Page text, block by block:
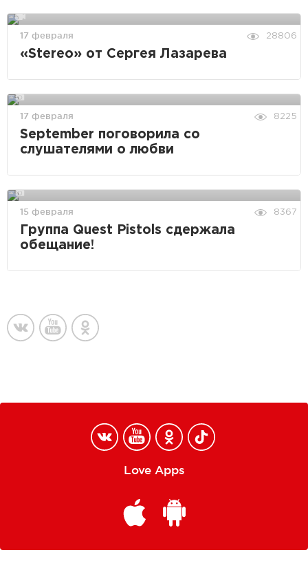
17 февраля 28806
«Stereo» от Сергея Лазарева
17 февраля 8225
September поговорила со
слушателями о любви
15 февраля 8367
Группа Quest Pistols сдержала
обещание!
Love Apps